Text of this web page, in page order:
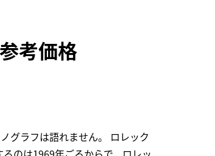
考価格
グラフは語れません。 ロレック